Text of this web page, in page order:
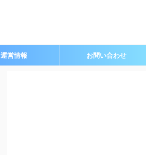
運営情報 お問い合わせ